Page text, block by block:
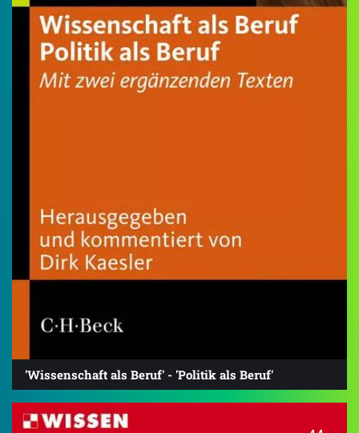
'Wissenschaft als Beruf' - 'Politik als Beruf'